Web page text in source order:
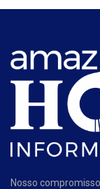
Nosso